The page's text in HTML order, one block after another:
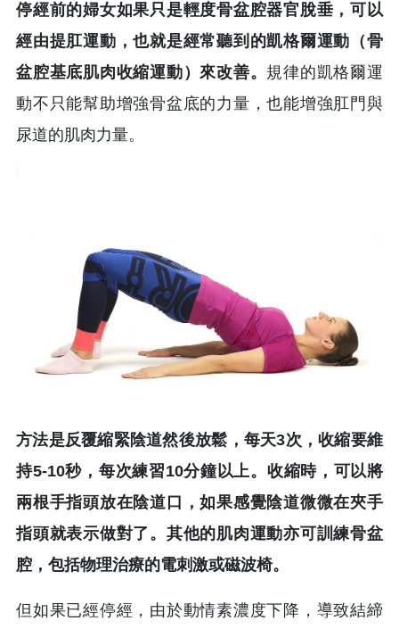
停經前的婦女如果只是輕度骨盆腔器官脫垂，可以
經由提肛運動，也就是經常聽到的凱格爾運動（骨
盆腔基底肌肉收縮運動）來改善。 規律的凱格爾運
動不只能幫助增強骨盆底的力量，也能增強肛門與
尿道的肌肉力量。
方法是反覆縮緊陰道然後放鬆，每天3次，收縮要維
持5-10秒，每次練習10分鐘以上。收縮時，可以將
兩根手指頭放在陰道口，如果感覺陰道微微在夾手
指頭就表示做對了。其他的肌肉運動亦可訓練骨盆
腔，包括物理治療的電刺激或磁波椅。
但如果已經停經，由於動情素濃度下降，導致結締